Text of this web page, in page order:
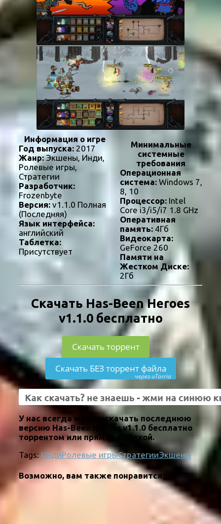
Информация о игре
Год выпуска: 2017
Жанр:Экшены, Инди,
Ролевые игры,
Стратегии
Разработчик:
Frozenbyte
Версия: v1.1.0 Полная
(Последняя)
Язык интерфейса:
английский
Таблетка:
Присутствует
Минимальные
системные
требования
Операционная
система:Windows 7,
8, 10
Процессор:Intel
Core i3/i5/i7 1.8 GHz
Оперативная
память:4Гб
Видеокарта:
GeForce 260
Памяти на
Жестком Диске:
2Гб
Скачать Has-Been Heroes
v1.1.0 бесплатно
Скачать торрент
Скачать БЕЗ торрент файла
через uTorria
У нас всегда можно скачать последнюю
версию Has-Been Heroes v1.1.0 бесплатно
торрентом или прямой ссылкой.
Tags: ИндиРолевые игрыСтратегииЭкшены
Возможно, вам также понравится: